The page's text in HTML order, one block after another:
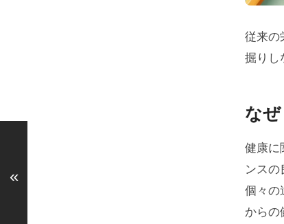
従来の
掘りし
な
健康に
ンスの
個々の
からの
«